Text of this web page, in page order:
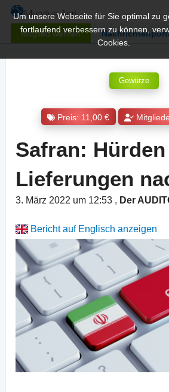
Mitglied werden
Um unsere Webseite für Sie optimal zu
fortlaufend verbessern zu können,
Cookies.
Gewürze
Preis: 11,00 €
Safran:
Lieferungen
3. März 2022 um 12:53 , Der
Bericht auf Englisch anzeigen